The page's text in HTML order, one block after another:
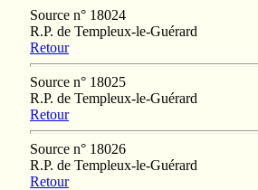
Source n° 18024
R.P. de Templeux-le-Guérard
Retour
Source n° 18025
R.P. de Templeux-le-Guérard
Retour
Source n° 18026
R.P. de Templeux-le-Guérard
Retour